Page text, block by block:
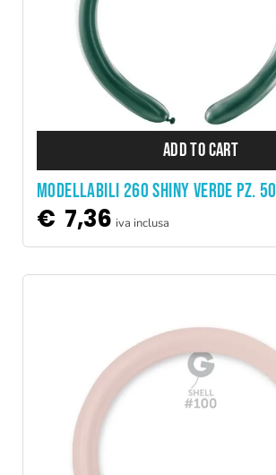
ADD TO CART
MODELLABILI 260 SHINY VERDE PZ. 50
€ 7,36 iva inclusa